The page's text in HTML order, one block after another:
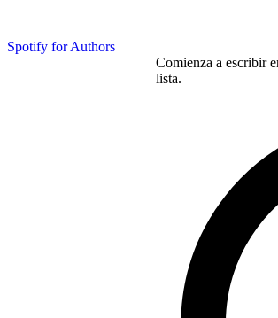
Spotify for Authors
Comienza a escribir
lista.